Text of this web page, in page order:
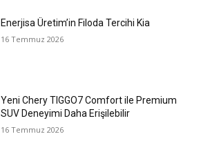
Enerjisa Üretim’in Filoda Tercihi Kia
16 Temmuz 2026
Yeni Chery TIGGO7 Comfort ile Premium
SUV Deneyimi Daha Erişilebilir
16 Temmuz 2026